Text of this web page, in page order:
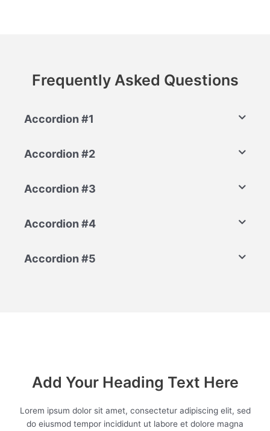
Frequently Asked Questions
Accordion #1
Accordion #2
Accordion #3
Accordion #4
Accordion #5
Add Your Heading Text Here
Lorem ipsum dolor sit amet, consectetur adipiscing elit, sed
do eiusmod tempor incididunt ut labore et dolore magna